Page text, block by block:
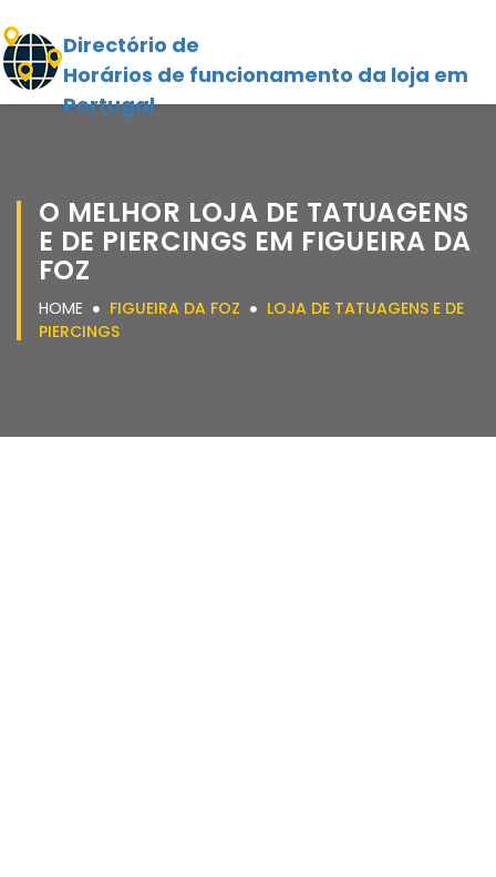
Directório de
Horários de funcionamento da loja em
Portugal
O MELHOR LOJA DE TATUAGENS
E DE PIERCINGS EM FIGUEIRA DA
FOZ
HOME FIGUEIRA DA FOZ
LOJA DE TATUAGENS E DE
PIERCINGS